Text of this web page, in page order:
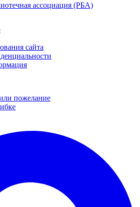
ассоциация (РБА)
сайта
пожелание